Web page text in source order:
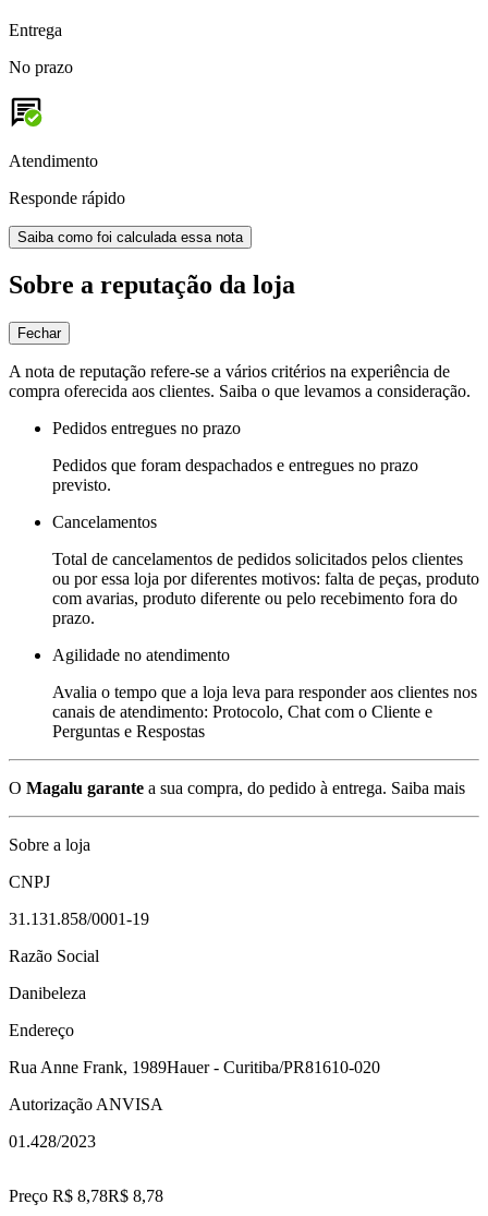
Entrega
No prazo
Atendimento
Responde rápido
Saiba como foi calculada essa nota
Sobre a reputação da loja
Fechar
A nota de reputação refere-se a vários critérios na experiência de
compra oferecida aos clientes. Saiba o que levamos a consideração.
Pedidos entregues no prazo
Pedidos que foram despachados e entregues no prazo
previsto.
Cancelamentos
Total de cancelamentos de pedidos solicitados pelos clientes
ou por essa loja por diferentes motivos: falta de peças, produto
com avarias, produto diferente ou pelo recebimento fora do
prazo.
Agilidade no atendimento
Avalia o tempo que a loja leva para responder aos clientes nos
canais de atendimento: Protocolo, Chat com o Cliente e
Perguntas e Respostas
O Magalu garante a sua compra, do pedido à entrega. Saiba mais
Sobre a loja
CNPJ
31.131.858/0001-19
Razão Social
Danibeleza
Endereço
Rua Anne Frank, 1989Hauer - Curitiba/PR81610-020
Autorização ANVISA
01.428/2023
Preço R$ 8,78R$ 8,78